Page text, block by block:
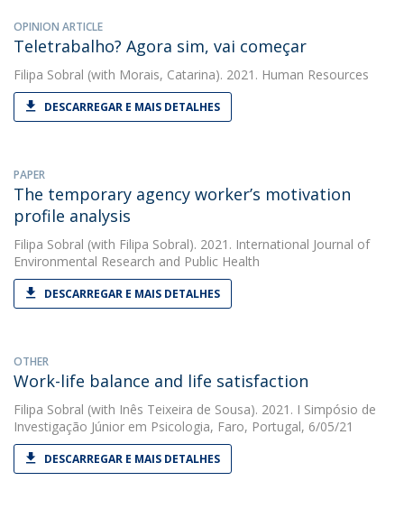
OPINION ARTICLE
Teletrabalho? Agora sim, vai começar
Filipa Sobral (with Morais, Catarina). 2021. Human Resources
DESCARREGAR E MAIS DETALHES
PAPER
The temporary agency worker’s motivation
profile analysis
Filipa Sobral (with Filipa Sobral). 2021. International Journal of
Environmental Research and Public Health
DESCARREGAR E MAIS DETALHES
OTHER
Work-life balance and life satisfaction
Filipa Sobral (with Inês Teixeira de Sousa). 2021. I Simpósio de
Investigação Júnior em Psicologia, Faro, Portugal, 6/05/21
DESCARREGAR E MAIS DETALHES